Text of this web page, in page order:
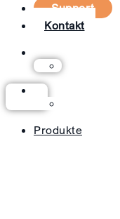
Support
Kontakt
Produkte